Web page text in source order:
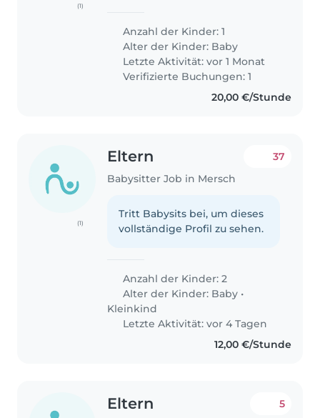
(1)
Labrador. Oscar is 9 months old,
and I would need some help to
take care of him once in a..
Anzahl der Kinder: 1
Alter der Kinder: Baby
Letzte Aktivität: vor 1 Monat
Verifizierte Buchungen: 1
20,00 €/Stunde
(1)
Eltern
Babysitter Job in Mersch
37
Tritt Babysits bei, um dieses
vollständige Profil zu sehen.
Anzahl der Kinder: 2
Alter der Kinder: Baby •
Kleinkind
Letzte Aktivität: vor 4 Tagen
12,00 €/Stunde
Eltern 5